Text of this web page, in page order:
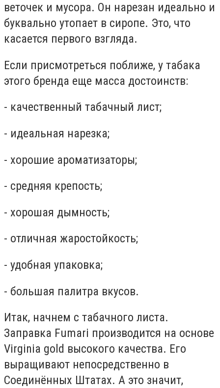
веточек и мусора. Он нарезан идеально и
буквально утопает в сиропе. Это, что
касается первого взгляда.
Если присмотреться поближе, у табака
этого бренда еще масса достоинств:
- качественный табачный лист;
- идеальная нарезка;
- хорошие ароматизаторы;
- средняя крепость;
- хорошая дымность;
- отличная жаростойкость;
- удобная упаковка;
- большая палитра вкусов.
Итак, начнем с табачного листа.
Заправка Fumari производится на основе
Virginia gold высокого качества. Его
выращивают непосредственно в
Соединённых Штатах. А это значит,